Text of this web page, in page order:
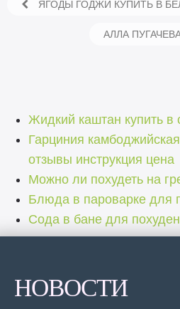
ЯГОДЫ ГОДЖИ КУПИТЬ В
АЛЛА
Жидкий каштан купить в
Гарциния
отзывы инструкция цена
Можно ли похудеть на
Блюда в пароварке для
Сода в бане для
НОВОСТИ